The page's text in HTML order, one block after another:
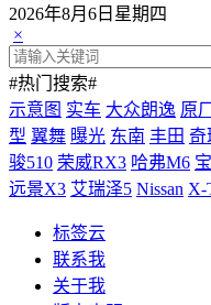
2026年8月6日星期四
×
#热门搜索#
示意图 实车 大众朗逸 原
型 翼舞 曝光 东南 丰田 奇
骏510 荣威RX3 哈弗M6
远景X3 艾瑞泽5 Nissan X-
标签云
联系我
关于我